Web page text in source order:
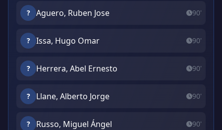
? Aguero, Ruben Jose 90'
? Issa, Hugo Omar 90'
? Herrera, Abel Ernesto 90'
? Llane, Alberto Jorge 90'
? Russo, Miguel Ángel 90'